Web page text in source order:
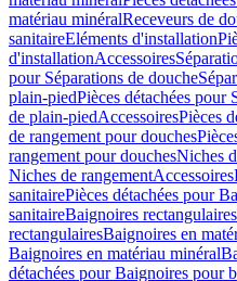
matériau minéralReceveurs de
sanitaireEléments d'installation
d'installationAccessoires
pour Séparations de douche
plain-piedPièces détachées pour
de plain-piedAccessoiresPièces
de rangement pour douches
rangement pour douchesNiches
Niches de rangementAccessoires
sanitairePièces détachées pour
sanitaireBaignoires rectangulaires
rectangulairesBaignoires en
Baignoires en matériau minéral
détachées pour Baignoires pour